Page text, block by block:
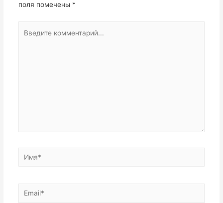
поля помечены *
Имя*
Email*